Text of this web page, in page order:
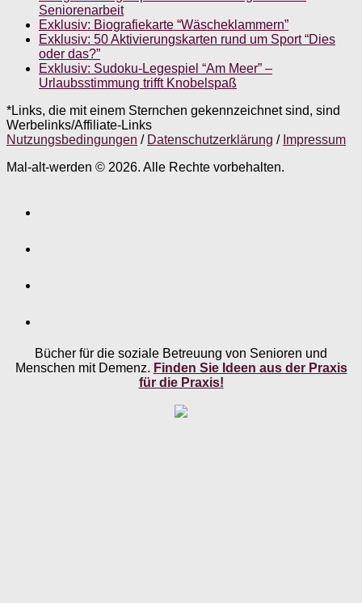
Seniorenarbeit
Exklusiv: Biografiekarte “Wäscheklammern”
Exklusiv: 50 Aktivierungskarten rund um Sport “Dies
oder das?”
Exklusiv: Sudoku-Legespiel “Am Meer” –
Urlaubsstimmung trifft Knobelspaß
*Links, die mit einem Sternchen gekennzeichnet sind, sind
Werbelinks/Affiliate-Links
Nutzungsbedingungen / Datenschutzerklärung / Impressum
Mal-alt-werden © 2026. Alle Rechte vorbehalten.
Bücher für die soziale Betreuung von Senioren und
Menschen mit Demenz. Finden Sie Ideen aus der Praxis
für die Praxis!